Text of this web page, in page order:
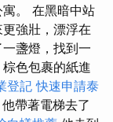
。 在黑暗中站
強壯，漂浮在
盞燈，找到一
色包裹的紙進
登記 快速申請泰
他帶著電梯去了